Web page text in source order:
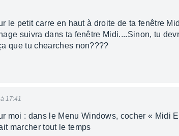
le petit carre en haut à droite de ta fenêtre
suivra dans ta fenêtre Midi....Sinon, tu
que tu chearches non????
17:41
moi : dans le Menu Windows, cocher « Midi
marcher tout le temps